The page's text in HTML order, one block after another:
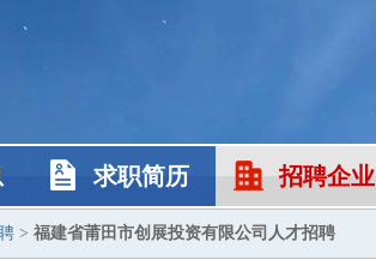
求职简历 招聘企业
> 福建省莆田市创展投资有限公司人才招聘